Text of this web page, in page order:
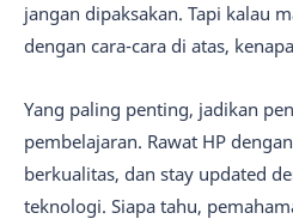
jangan dipaksakan. Tapi kalau
dengan cara-cara di atas,
Yang paling penting, jadikan
pembelajaran. Rawat HP
berkualitas, dan stay updated
teknologi. Siapa tahu,